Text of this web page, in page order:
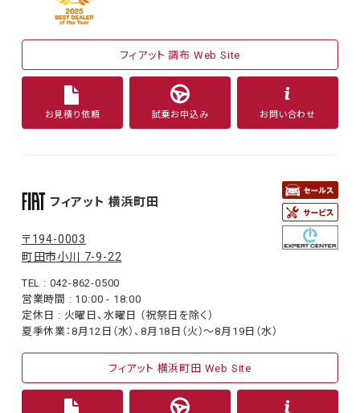
フィアット 調布 Web Site
お見積り依頼 試乗お申込み お問い合わせ
フィアット 横浜町田
〒194-0003
町田市小川 7-9-22
TEL : 042-862-0500
営業時間 : 10:00 - 18:00
定休日 : 火曜日、水曜日 （祝祭日を除く）
夏季休業：8月12日（水）、8月18日（火）〜8月19日（水）
フィアット 横浜町田 Web Site